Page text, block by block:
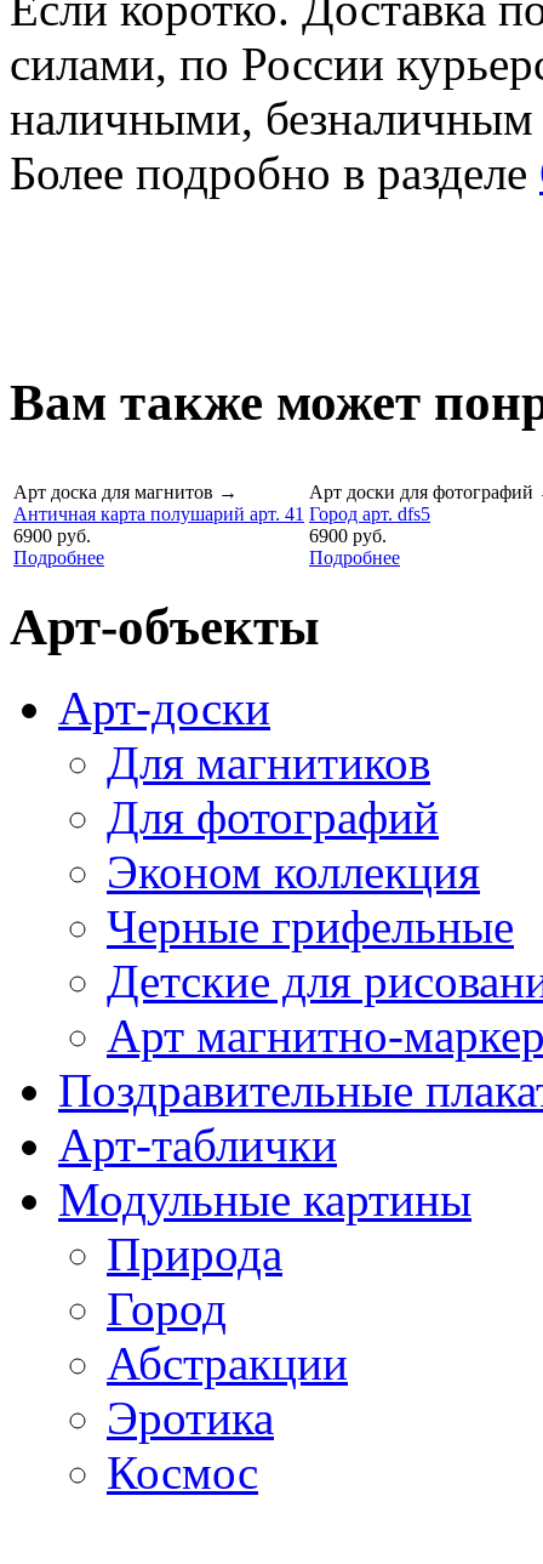
силами, по России
наличными,
Более подробно в разделе
Вам также может
Арт доска для магнитов →
Античная карта полушарий арт. 41
6900 руб.
Подробнее
Арт доски для фотографий
Город арт. dfs5
6900 руб.
Подробнее
Арт-объекты
Арт-доски
Для магнитиков
Для фотографий
Эконом коллекция
Черные грифельные
Детские для
Арт магнитно-
Поздравительные
Арт-таблички
Модульные картины
Природа
Город
Абстракции
Эротика
Космос